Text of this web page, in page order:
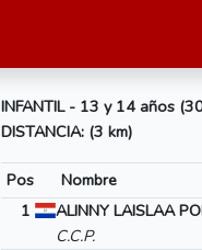
INFANTIL - 13 y 14 años
DISTANCIA: (3 km)
Pos Nombre
1
ALINNY LAISLAA
C.C.P.